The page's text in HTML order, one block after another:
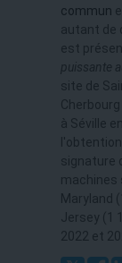
commun
autant de
est
puissante
site de
à Séville
signature
machines
Maryland
Jersey (1
2022 et